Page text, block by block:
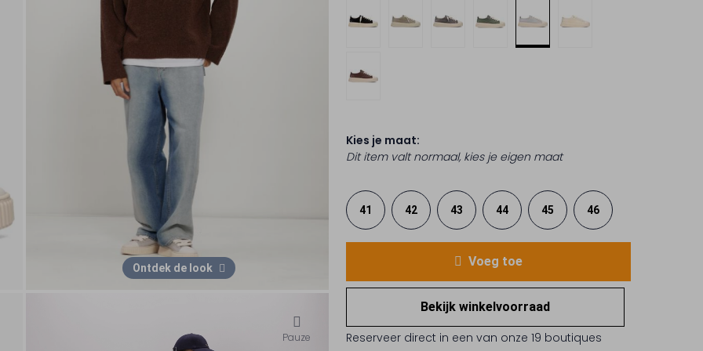
Ontdek de look
Pauze
Kies je maat:
Dit item valt normaal, kies je eigen maat
41 42 43 44 45 46
Voeg toe
Bekijk winkelvoorraad
Reserveer direct in een van onze 19 boutiques